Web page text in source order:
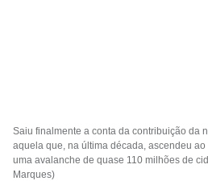
Saiu finalmente a conta da contribuição da
aquela que, na última década, ascendeu
uma avalanche de quase 110 milhões de
Marques)